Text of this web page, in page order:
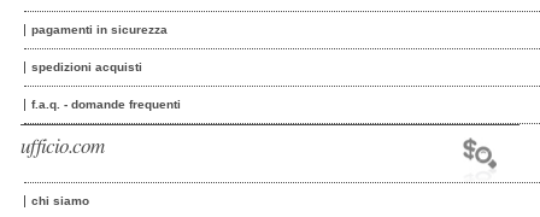
pagamenti in sicurezza
spedizioni acquisti
f.a.q. - domande frequenti
ufficio.com
chi siamo